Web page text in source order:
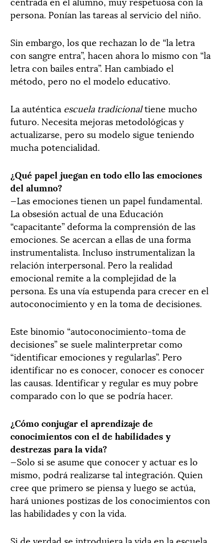
persona. Ponían las tareas al servicio del niño.
Sin embargo, los que rechazan lo de “la letra
con sangre entra”, hacen ahora lo mismo con “la
letra con bailes entra”. Han cambiado el
método, pero no el modelo educativo.
La auténtica escuela tradicionaltiene mucho
futuro. Necesita mejoras metodológicas y
actualizarse, pero su modelo sigue teniendo
mucha potencialidad.
¿Qué papel juegan en todo ello las emociones
del alumno?
—Las emociones tienen un papel fundamental.
La obsesión actual de una Educación
“capacitante” deforma la comprensión de las
emociones. Se acercan a ellas de una forma
instrumentalista. Incluso instrumentalizan la
relación interpersonal. Pero la realidad
emocional remite a la complejidad de la
persona. Es una vía estupenda para crecer en el
autoconocimiento y en la toma de decisiones.
Este binomio “autoconocimiento-toma de
decisiones” se suele malinterpretar como
“identificar emociones y regularlas”. Pero
identificar no es conocer, conocer es conocer
las causas. Identificar y regular es muy pobre
comparado con lo que se podría hacer.
¿Cómo conjugar el aprendizaje de
conocimientos con el de habilidades y
destrezas para la vida?
—Solo si se asume que conocer y actuar es lo
mismo, podrá realizarse tal integración. Quien
cree que primero se piensa y luego se actúa,
hará uniones postizas de los conocimientos con
las habilidades y con la vida.
Si de verdad se introdujera la vida en la escuela,